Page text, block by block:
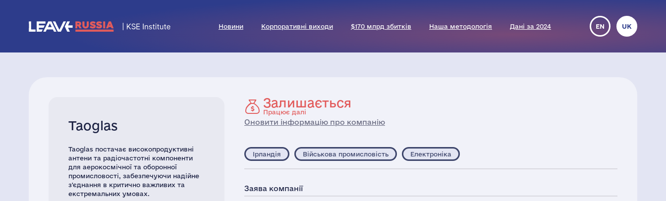
Новини Корпоративні виходи $170 млрд збитків Наша методологія Дані за 2024 EN UK
Taoglas
Taoglas постачає високопродуктивні
антени та радіочастотні компоненти
для аерокосмічної та оборонної
промисловості, забезпечуючи надійне
з'єднання в критично важливих та
екстремальних умовах.
Залишається
Працює далі
Оновити інформацію про компанію
Ірландія Військова промисловість Електроніка
Заява компанії